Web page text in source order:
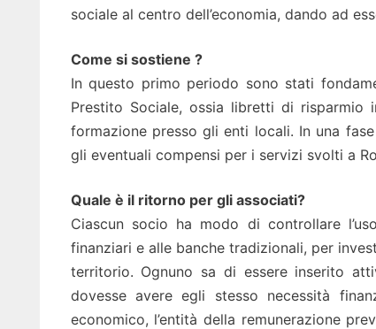
sociale al centro dell’economia, dando ad
Come si sostiene ?
In questo primo periodo sono stati
Prestito Sociale, ossia libretti di
formazione presso gli enti locali. In una
gli eventuali compensi per i servizi svolti a
Quale è il ritorno per gli associati?
Ciascun socio ha modo di controllare
finanziari e alle banche tradizionali, per
territorio. Ognuno sa di essere inserito
dovesse avere egli stesso necessità
economico, l’entità della remunerazione